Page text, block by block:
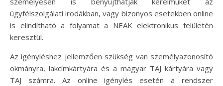
ügyfélszolgálati irodákban, vagy bizonyos esetekben online
is elindítható a folyamat a NEAK elektronikus felületén
keresztül.
Az igényléshez jellemzően szükség van személyazonosító
okmányra, lakcímkártyára és a magyar TAJ kártyára vagy
TAJ számra. Az online igénylés esetén a rendszer